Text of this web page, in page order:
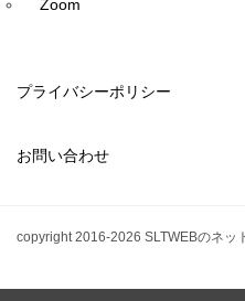
Zoom
プライバシーポリシー
お問い合わせ
copyright 2016-2026 SLTWEBのネッ